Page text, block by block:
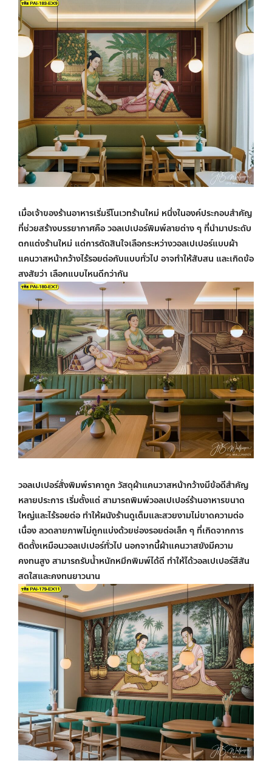
เมื่อเจ้าของร้านอาหารเริ่มรีโนเวทร้านใหม่ หนึ่งในองค์ประกอบสำคัญ
ที่ช่วยสร้างบรรยากาศคือวอลเปเปอร์พิมพ์ลายต่าง ๆ ที่นำมาประดับ
ตกแต่งร้านใหม่ แต่การตัดสินใจเลือกระหว่างวอลเปเปอร์แบบผ้า
แคนวาสหน้ากว้างไร้รอยต่อกับแบบทั่วไป อาจทำให้สับสน และเกิดข้อ
สงสัยว่า เลือกแบบไหนดีกว่ากัน
วอลเปเปอร์สั่งพิมพ์ราคาถูก วัสดุผ้าแคนวาสหน้ากว้างมีข้อดีสำคัญ
หลายประการ เริ่มตั้งแต่ สามารถพิมพ์วอลเปเปอร์ร้านอาหารขนาด
ใหญ่และไร้รอยต่อ ทำให้ผนังร้านดูเต็มและสวยงามไม่ขาดความต่อ
เนื่อง ลวดลายภาพไม่ถูกแบ่งด้วยช่องรอยต่อเล็ก ๆ ที่เกิดจากการ
ติดตั้งเหมือนวอลเปเปอร์ทั่วไป นอกจากนี้ผ้าแคนวาสยังมีความ
คงทนสูง สามารถรับน้ำหนักหมึกพิมพ์ได้ดี ทำให้ได้วอลเปเปอร์สีสัน
สดใสและคงทนยาวนาน